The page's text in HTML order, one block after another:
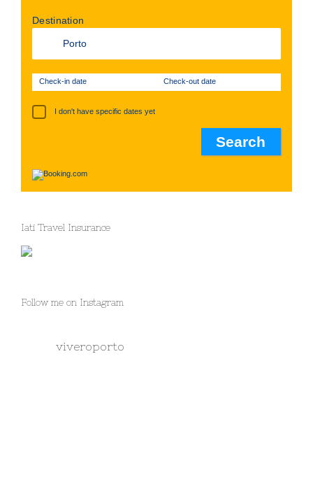
Destination
Check-in date Check-out date
I don't have specific dates yet
Iati Travel Insurance
Follow me on Instagram
viveroporto